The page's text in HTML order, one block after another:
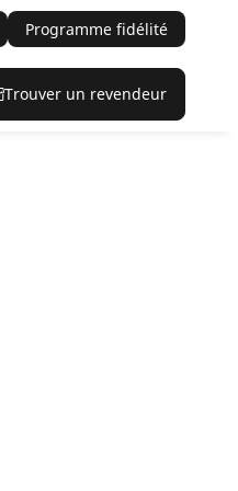
Programme fidélité
Trouver un revendeur